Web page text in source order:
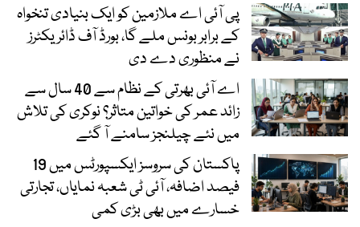
پی آئی اے ملازمین کو ایک بنیادی تنخواہ
کے برابر بونس ملے گا، بورڈ آف ڈائریکٹرز
نے منظوری دے دی
اے آئی بھرتی کے نظام سے 40 سال سے
زائد عمر کی خواتین متاثر؟ نوکری کی تلاش
میں نئے چیلنجز سامنے آ گئے
پاکستان کی سروسز ایکسپورٹس میں 19
فیصد اضافہ، آئی ٹی شعبہ نمایاں، تجارتی
خسارے میں بھی بڑی کمی